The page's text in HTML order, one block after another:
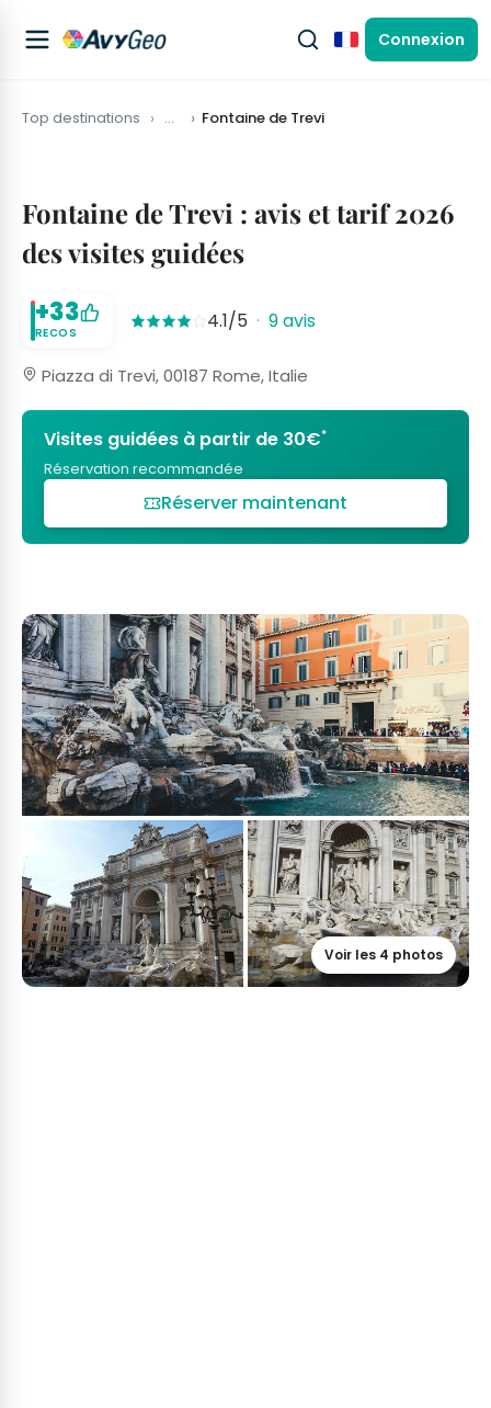
FrançaisConnexion
Top destinations … Fontaine de Trevi
Fontaine de Trevi : avis et tarif 2026
des visites guidées
+33
RECOS 4.1/5 · 9 avis
Piazza di Trevi, 00187 Rome, Italie
Visites guidées à partir de 30€*
Réservation recommandée
Réserver maintenant
Voir les 4 photos